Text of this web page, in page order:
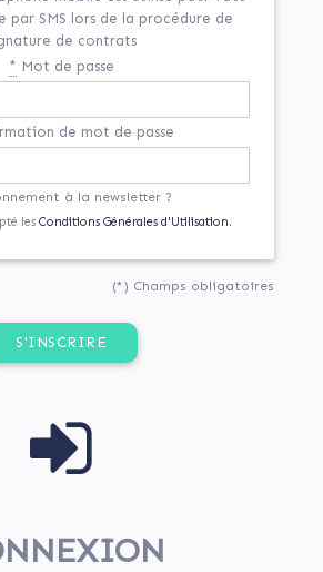
par SMS lors de la procédure de
de contrats
* Mot de passe
de mot de passe
à la newsletter ?
les Conditions Générales d'Utilisation.
(*) Champs obligatoires